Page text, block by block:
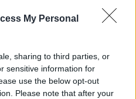
My Personal
sharing to third parties, or
sensitive information for
use the below opt-out
Please note that after your
προτάσεις του